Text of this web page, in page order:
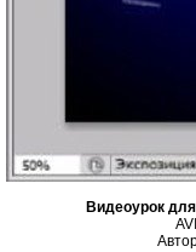
Видеоурок